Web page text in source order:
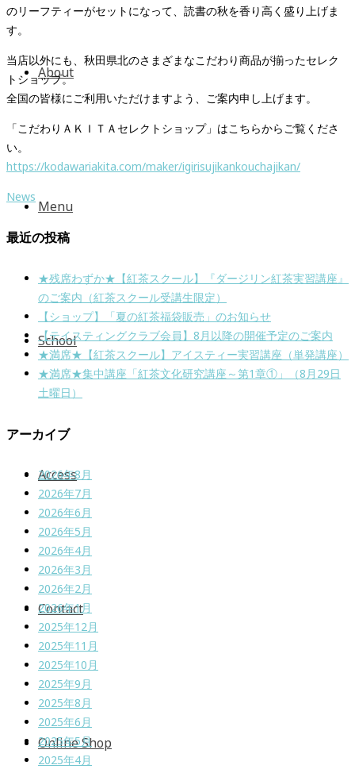
About
Menu
School
Access
Contact
Online Shop
のリーフティーがセットになって、読書の秋を香り高く盛り上げま
す。
当店以外にも、秋田県北のさまざまなこだわり商品が揃ったセレク
トショップ。
全国の皆様にご利用いただけますよう、ご案内申し上げます。
「こだわりＡＫＩＴＡセレクトショップ」はこちらからご覧くださ
い。
https://kodawariakita.com/maker/igirisujikankouchajikan/
News
最近の投稿
★残席わずか★【紅茶スクール】『ダージリン紅茶実習講座』
のご案内（紅茶スクール受講生限定）
【ショップ】「夏の紅茶福袋販売」のお知らせ
【テイスティングクラブ会員】8月以降の開催予定のご案内
★満席★【紅茶スクール】アイスティー実習講座（単発講座）
★満席★集中講座「紅茶文化研究講座～第1章①」（8月29日
土曜日）
アーカイブ
2026年8月
2026年7月
2026年6月
2026年5月
2026年4月
2026年3月
2026年2月
2026年1月
2025年12月
2025年11月
2025年10月
2025年9月
2025年8月
2025年6月
2025年5月
2025年4月